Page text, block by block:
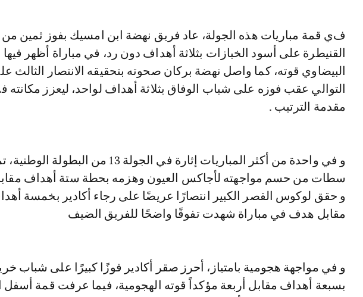
في قمة مباريات هذه الجولة، عاد فريق نهضة ابن امسيك بفوز ثمين من
القنيطرة على أسود الخبازات بثلاثة أهداف دون رد، في مباراة أظهر فيها
البيضاوي قوته، كما واصل نهضة بركان صحوته بتحقيقه الانتصار الثالث
التوالي عقب فوزه على شباب الوفاق بثلاثة أهداف لواحد، ليعزز مكانته
مقدمة الترتيب .
و في واحدة من أكثر المباريات إثارة في الجولة 13 من
سطات من حسم مواجهته لأجاكس العيون وهزمه بحطة ستة أهداف
و حقق لوكوس القصر الكبير انتصارًا عريضًا على رجاء أكادير بخمسة
مقابل هدف في مباراة شهدت تفوقًا واضحًا للفريق الضيف
و في مواجهة هجومية بامتياز، أحرز صقر أكادير فوزًا كبيرًا على شباب
بسبعة أهداف مقابل أربعة مؤكداً قوته الهجومية، فيما عرفت قمة أسفل